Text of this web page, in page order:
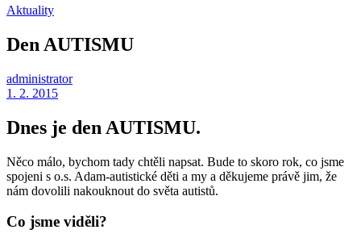
Aktuality
Den AUTISMU
administrator
1. 2. 2015
Dnes je den AUTISMU.
Něco málo, bychom tady chtěli napsat. Bude to skoro rok, co jsme
spojeni s o.s. Adam-autistické děti a my a děkujeme právě jim, že
nám dovolili nakouknout do světa autistů.
Co jsme viděli?